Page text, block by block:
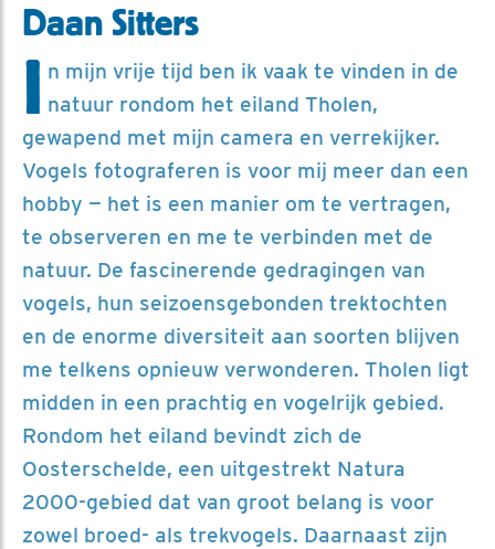
Daan Sitters
I n mijn vrije tijd ben ik vaak te vinden in de
natuur rondom het eiland Tholen,
gewapend met mijn camera en verrekijker.
Vogels fotograferen is voor mij meer dan een
hobby — het is een manier om te vertragen,
te observeren en me te verbinden met de
natuur. De fascinerende gedragingen van
vogels, hun seizoensgebonden trektochten
en de enorme diversiteit aan soorten blijven
me telkens opnieuw verwonderen. Tholen ligt
midden in een prachtig en vogelrijk gebied.
Rondom het eiland bevindt zich de
Oosterschelde, een uitgestrekt Natura
2000-gebied dat van groot belang is voor
zowel broed- als trekvogels. Daarnaast zijn